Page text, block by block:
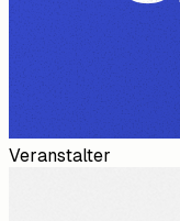
Veranstalter